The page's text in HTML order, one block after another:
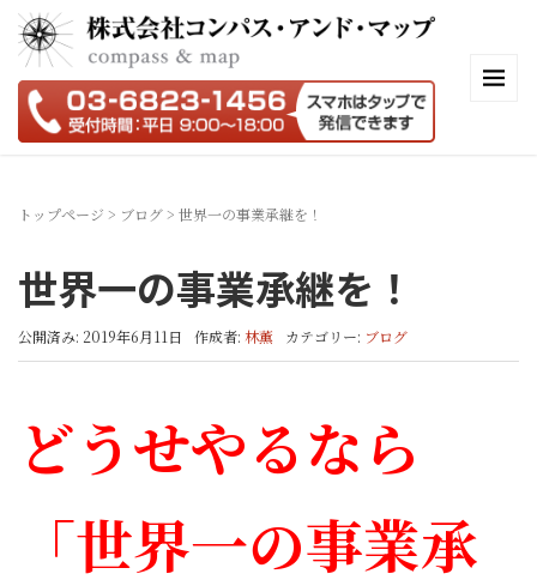
トップページ > ブログ> 世界一の事業承継を！
世界一の事業承継を！
公開済み: 2019年6月11日 作成者: 林薫 カテゴリー: ブログ
どうせやるなら
「世界一の事業承